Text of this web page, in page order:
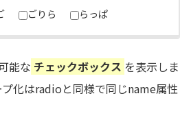
ごりら らっぱ
能な チェックボックス を表示しま
化はradioと同様で同じname属性